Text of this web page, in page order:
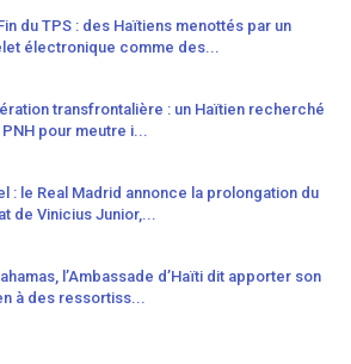
du TPS : des Haïtiens menottés par un
électronique comme des...
transfrontalière : un Haïtien recherché
PNH pour meutre i...
: le Real Madrid annonce la prolongation du
de Vinicius Junior,...
l’Ambassade d’Haïti dit apporter son
à des ressortiss...